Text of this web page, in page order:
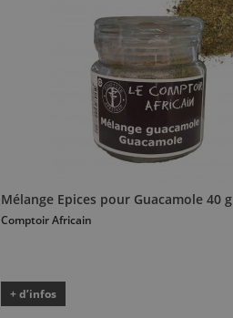
Mélange Epices pour Guacamole 40 g
Comptoir Africain
+ d’infos